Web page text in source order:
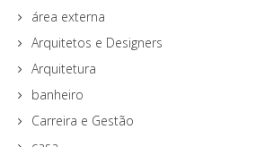
área externa
Arquitetos e Designers
Arquitetura
banheiro
Carreira e Gestão